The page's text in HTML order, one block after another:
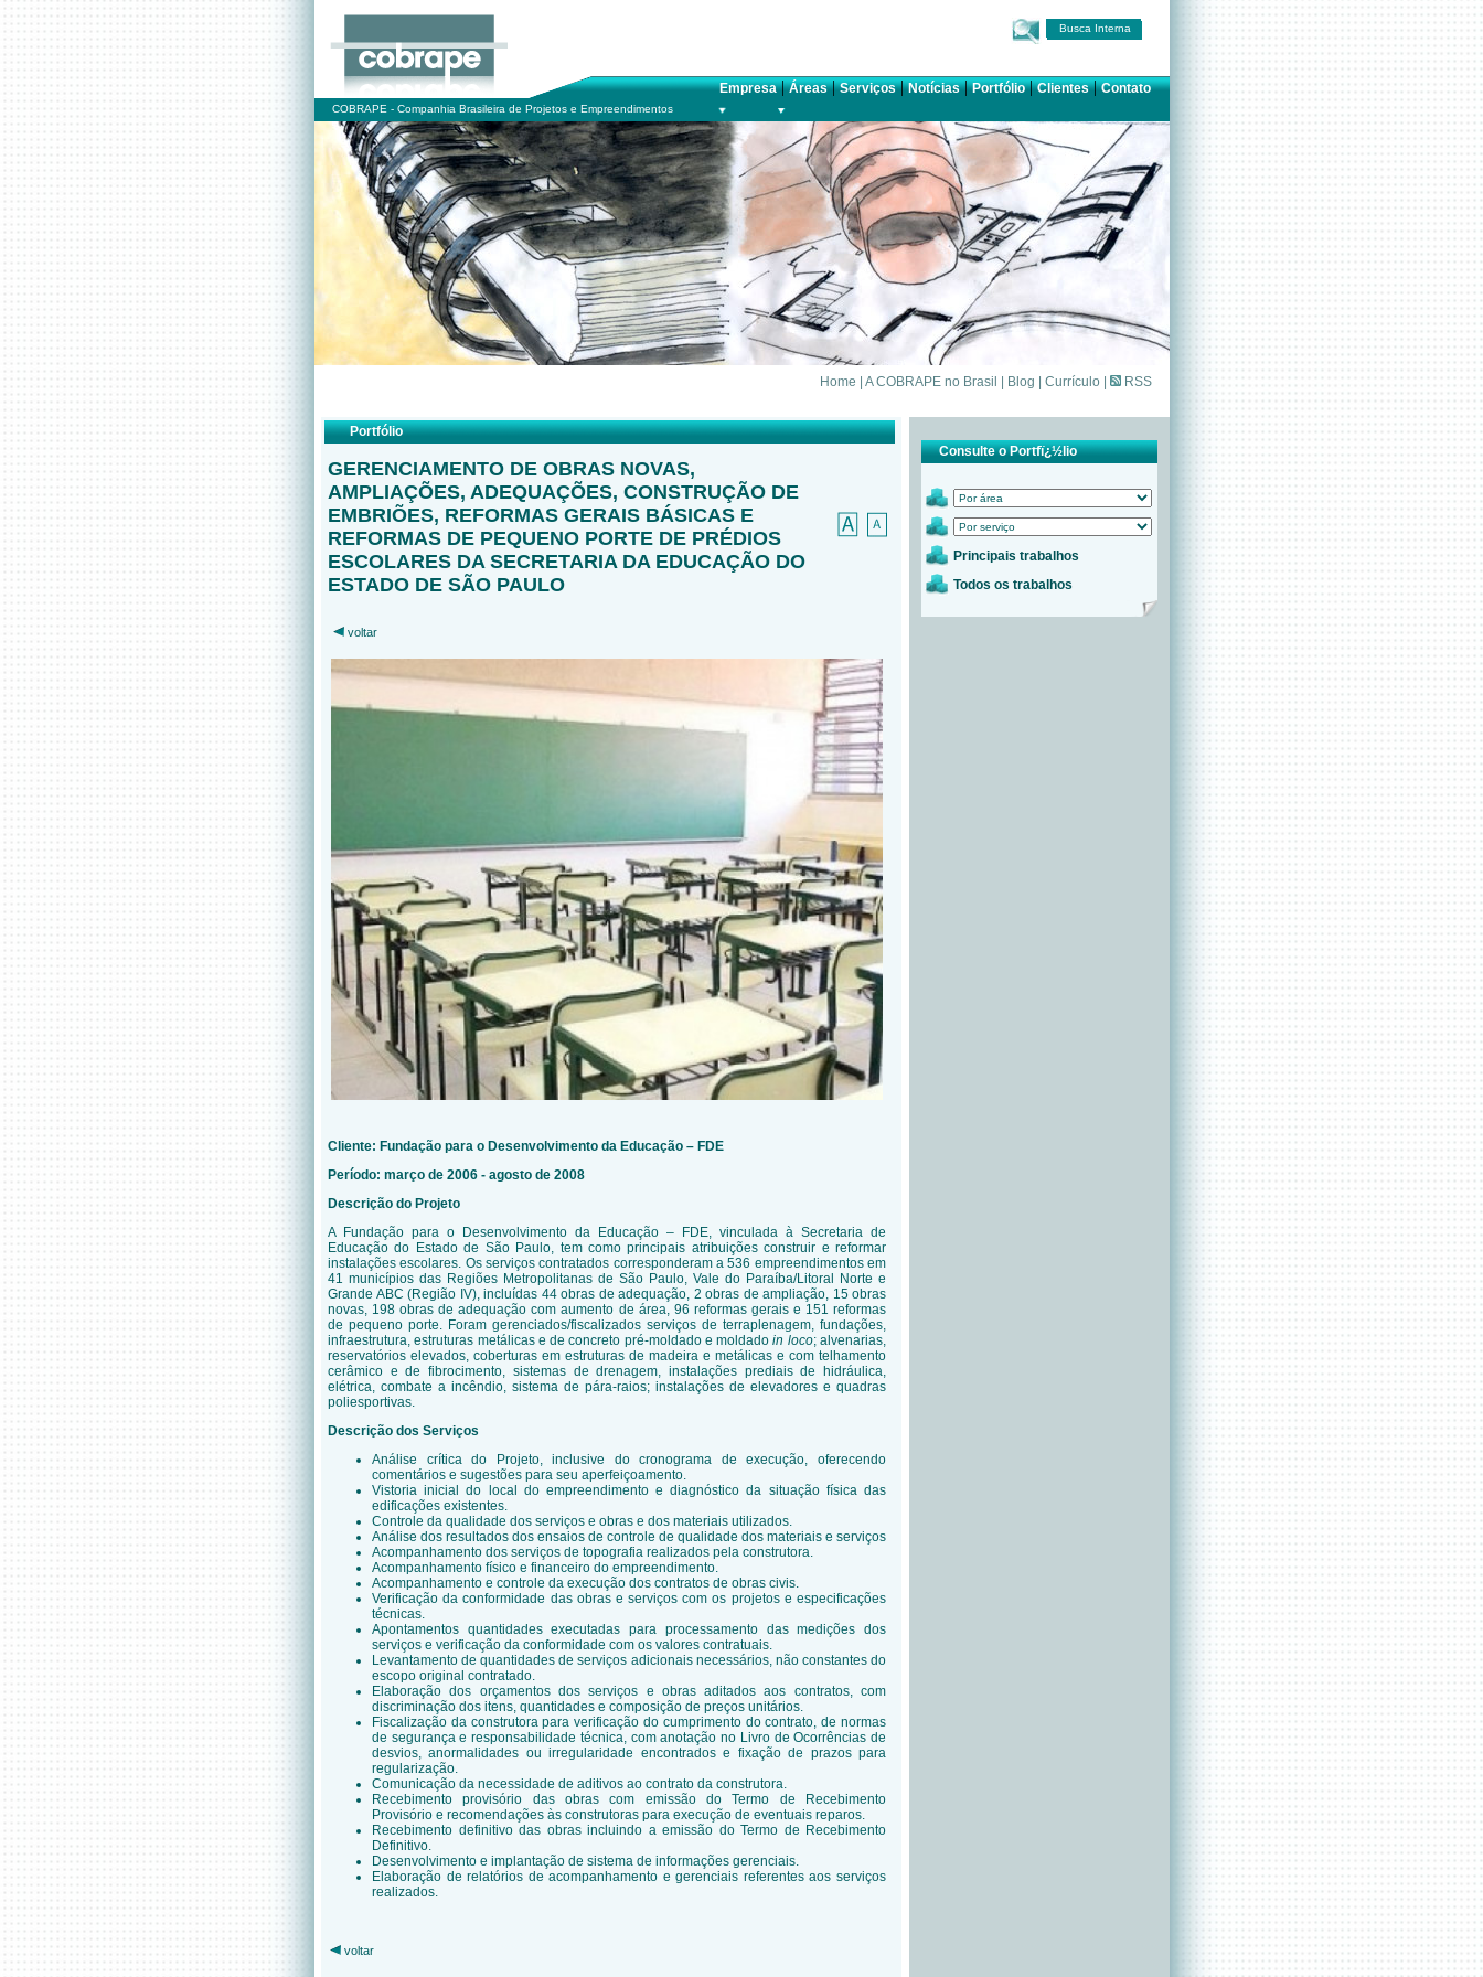
Busca Interna
Empresa|Áreas|Serviços|Notícias|Portfólio|Clientes|Contato
COBRAPE - Companhia Brasileira de Projetos e Empreendimentos
Home A COBRAPE no Brasil Blog Currículo RSS
Portfólio
GERENCIAMENTO DE OBRAS NOVAS,
AMPLIAÇÕES, ADEQUAÇÕES, CONSTRUÇÃO DE
EMBRIÕES, REFORMAS GERAIS BÁSICAS E
REFORMAS DE PEQUENO PORTE DE PRÉDIOS
ESCOLARES DA SECRETARIA DA EDUCAÇÃO DO
ESTADO DE SÃO PAULO
voltar
Cliente: Fundação para o Desenvolvimento da Educação – FDE
Período: março de 2006 - agosto de 2008
Descrição do Projeto
A Fundação para o Desenvolvimento da Educação – FDE, vinculada à Secretaria de
Educação do Estado de São Paulo, tem como principais atribuiçõesconstruir e reformar
instalações escolares. Os serviços contratados corresponderam a 536 empreendimentos em
41 municípios das Regiões Metropolitanas de São Paulo, Vale do Paraíba/Litoral Norte e
Grande ABC (Região IV), incluídas 44 obras de adequação, 2 obras de ampliação, 15 obras
novas, 198 obras de adequação com aumento de área, 96 reformas gerais e 151 reformas
de pequeno porte. Foram gerenciados/fiscalizados serviços de terraplenagem, fundações,
infraestrutura, estruturas metálicas e de concreto pré-moldado e moldadoin loco; alvenarias,
reservatórios elevados, coberturas em estruturas de madeira e metálicas e com telhamento
cerâmico e de fibrocimento, sistemas de drenagem, instalações prediais de hidráulica,
elétrica, combate a incêndio, sistema de pára-raios; instalações de elevadores e quadras
poliesportivas.
Descrição dos Serviços
Análise crítica do Projeto, inclusive do cronograma de execução, oferecendo
comentários e sugestões para seu aperfeiçoamento.
Vistoria inicial do local do empreendimento e diagnóstico da situação física das
edificações existentes.
Controle da qualidade dos serviços e obras e dos materiais utilizados.
Análise dos resultados dos ensaios de controle de qualidade dos materiais e serviços
Acompanhamento dos serviços de topografia realizados pela construtora.
Acompanhamento físico e financeiro do empreendimento.
Acompanhamento e controle da execução dos contratos de obras civis.
Verificação da conformidade das obras e serviços com os projetos e especificações
técnicas.
Apontamentos quantidades executadas para processamento das medições dos
serviços e verificação da conformidade com os valores contratuais.
Levantamento de quantidades de serviços adicionais necessários, não constantes do
escopo original contratado.
Elaboração dos orçamentos dos serviços e obras aditados aos contratos, com
discriminação dos itens, quantidades e composição de preços unitários.
Fiscalização da construtora para verificação do cumprimento do contrato, de normas
de segurança e responsabilidade técnica, com anotação no Livro de Ocorrências de
desvios, anormalidades ou irregularidade encontrados e fixação de prazos para
regularização.
Comunicação da necessidade de aditivos ao contrato da construtora.
Recebimento provisório das obras com emissão do Termo de Recebimento
Provisório e recomendações às construtoras para execução de eventuais reparos.
Recebimento definitivo das obras incluindo a emissão do Termo de Recebimento
Definitivo.
Desenvolvimento e implantação de sistema de informações gerenciais.
Elaboração de relatórios de acompanhamento e gerenciais referentes aos serviços
realizados.
voltar
Consulte o Portfï¿½lio
Principais trabalhos
Todos os trabalhos